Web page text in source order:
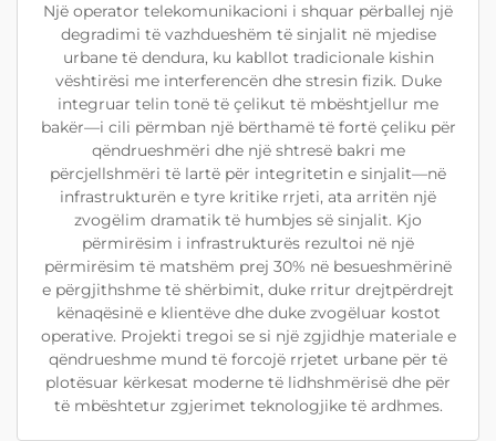
Një operator telekomunikacioni i shquar përballej një
degradimi të vazhdueshëm të sinjalit në mjedise
urbane të dendura, ku kabllot tradicionale kishin
vështirësi me interferencën dhe stresin fizik. Duke
integruar telin tonë të çelikut të mbështjellur me
bakër—i cili përmban një bërthamë të fortë çeliku për
qëndrueshmëri dhe një shtresë bakri me
përcjellshmëri të lartë për integritetin e sinjalit—në
infrastrukturën e tyre kritike rrjeti, ata arritën një
zvogëlim dramatik të humbjes së sinjalit. Kjo
përmirësim i infrastrukturës rezultoi në një
përmirësim të matshëm prej 30% në besueshmërinë
e përgjithshme të shërbimit, duke rritur drejtpërdrejt
kënaqësinë e klientëve dhe duke zvogëluar kostot
operative. Projekti tregoi se si një zgjidhje materiale e
qëndrueshme mund të forcojë rrjetet urbane për të
plotësuar kërkesat moderne të lidhshmërisë dhe për
të mbështetur zgjerimet teknologjike të ardhmes.